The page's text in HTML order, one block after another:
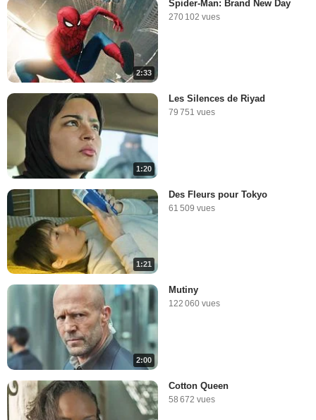
4:04
11 580 vues - Il y a 8 ans
2:33
Spider-Man: Brand New Day
270 102 vues
1:20
Les Silences de Riyad
79 751 vues
1:21
Des Fleurs pour Tokyo
61 509 vues
2:00
Mutiny
122 060 vues
Cotton Queen
58 672 vues